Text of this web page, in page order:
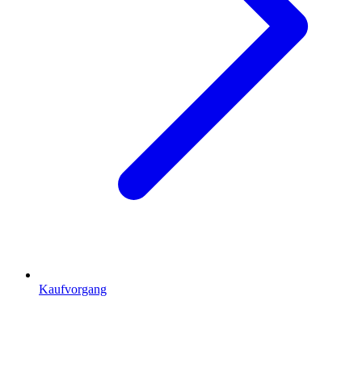
Kaufvorgang